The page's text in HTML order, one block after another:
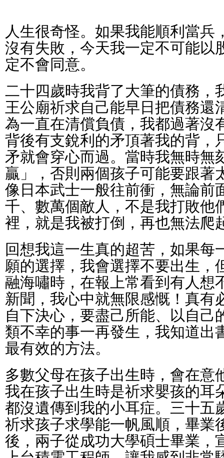
人生很奇怪。如果我能順利當兵
沒有失敗，今天我一定不可能以
定不會同意。
二十四歲時我背了大筆的債務，
王公廟祈求自己能早日把債務還
為一直在清償負債，我都過著沒
背後有支銳利的矛頂著我的背，
矛就會穿心而過。當時我無時無
贏」，否則兩個孩子可能要跟著
像日本武士一般往前衝，無論前
千、數萬個敵人，不是我打敗他
裡，就是我被打倒，再也無法爬
回想我這一生真的超苦，如果每
願的選擇，我會選擇不要出生，
融海嘯時，在報上常看到有人想
新聞，我心中就無限感慨！真有
自下決心，要盡己所能、以自己
類不幸的事一再發生，我知道出
最有效的方法。
多數父母在孩子出生時，會在意
我在孩子出生時是祈求嬰孩的耳
都沒遺傳到我的小耳症。三十五
祈求孩子求學能一帆風順，畢業
後，兩子從成功大學碩士畢業，